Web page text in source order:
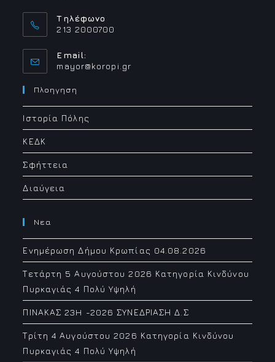
Τηλέφωνο
213 2000700
Email:
mayor@koropi.grOpens
Πλοηγηση
Ιστορία Πόλης
ΚΕΔΚ
Σφήττεια
Διαύγεια
Νεα
Ενημέρωση Δήμου Κρωπίας 04.08.2026
Τετάρτη 5 Αυγούστου 2026 Κατηγορία Κινδύνου
Πυρκαγιάς 4 Πολύ Υψηλή
ΠΙΝΑΚΑΣ 23H -2026 ΣΥΝΕΔΡΙΑΣΗ Δ.Σ
Τρίτη 4 Αυγούστου 2026 Κατηγορία Κινδύνου
Πυρκαγιάς 4 Πολύ Υψηλή